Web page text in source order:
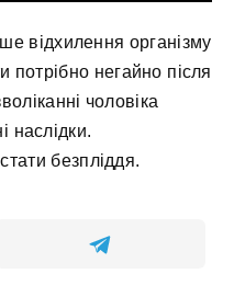
відхилення організму
потрібно негайно після
чоловіка
наслідки.
безпліддя.